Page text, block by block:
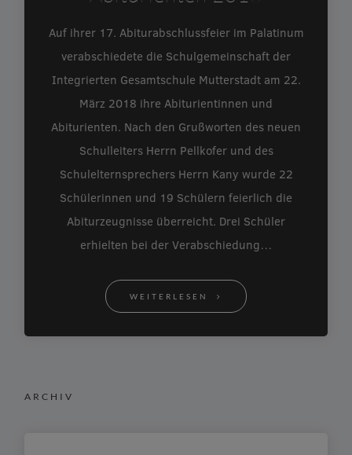
Auf ihrer 17. Abiturabschlussfeier im Palatinum
verabschiedete die Schulgemeinschaft der
Integrierten Gesamtschule Mutterstadt am 22.
März 2018 ihre Abiturientinnen und
Abiturienten. Nach den Grußworten des neuen
Schulleiters Herrn Pellkofer und des
Schulelternsprechers Herrn Kany wurde 22
Schülerinnen und 19 Schülern feierlich die
Abiturzeugnisse überreicht. Drei Schüler
erhielten bei der Verabschiedung…
WEITERLESEN
ARCHIV